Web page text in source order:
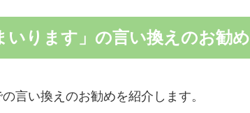
ります」の言い換えのお勧め
言い換えのお勧めを紹介します。